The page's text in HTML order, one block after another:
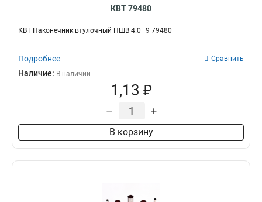
КВТ 79480
КВТ Наконечник втулочный НШВ 4.0–9 79480
Подробнее Сравнить
Наличие: В наличии
1,13 ₽
– +
В корзину